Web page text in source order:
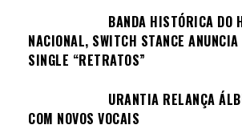
BANDA HISTÓRICA DO
NACIONAL, SWITCH STANCE
SINGLE “RETRATOS”
URANTIA RELANÇA
COM NOVOS VOCAIS